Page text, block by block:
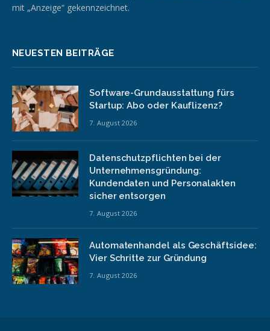
mit „Anzeige“ gekennzeichnet.
NEUESTEN BEITRÄGE
Software-Grundausstattung fürs
Startup: Abo oder Kauflizenz?
7. August 2026
Datenschutzpflichten bei der
Unternehmensgründung:
Kundendaten und Personalakten
sicher entsorgen
7. August 2026
Automatenhandel als Geschäftsidee:
Vier Schritte zur Gründung
7. August 2026